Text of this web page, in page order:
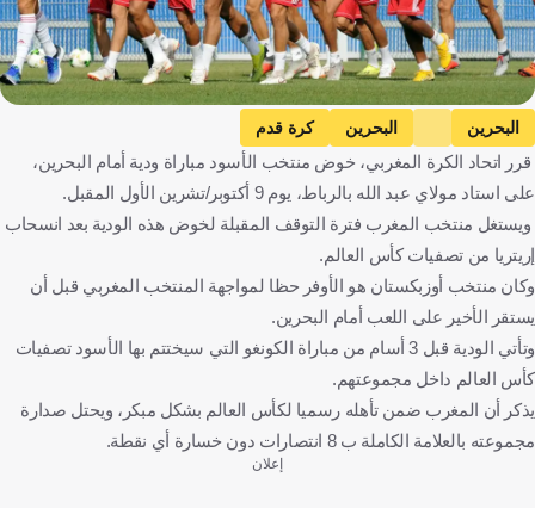
البحرين البحرين كرة قدم
قرر اتحاد الكرة المغربي، خوض منتخب الأسود مباراة ودية أمام البحرين،
على استاد مولاي عبد الله بالرباط، يوم 9 أكتوبر/تشرين الأول المقبل.
ويستغل منتخب المغرب فترة التوقف المقبلة لخوض هذه الودية بعد انسحاب
إريتريا من تصفيات كأس العالم.
وكان منتخب أوزبكستان هو الأوفر حظا لمواجهة المنتخب المغربي قبل أن
يستقر الأخير على اللعب أمام البحرين.
وتأتي الودية قبل 3 أسام من مباراة الكونغو التي سيختتم بها الأسود تصفيات
كأس العالم داخل مجموعتهم.
يذكر أن المغرب ضمن تأهله رسميا لكأس العالم بشكل مبكر، ويحتل صدارة
مجموعته بالعلامة الكاملة ب 8 انتصارات دون خسارة أي نقطة.
إعلان